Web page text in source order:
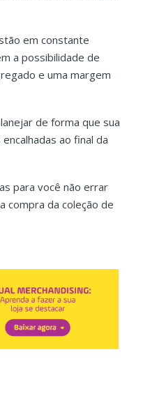
em constante
a possibilidade de
e uma margem
de forma que sua
ao final da
para você não errar
compra da coleção de